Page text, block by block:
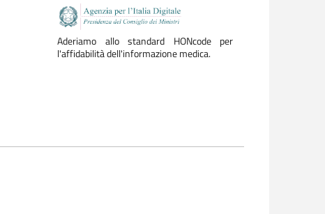
Aderiamo allo standard HONcode per
l'affidabilità dell'informazione medica.